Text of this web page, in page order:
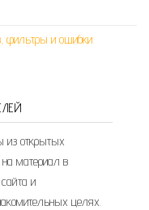
фильтры и ошибки
из открытых
материал в
и
целях.